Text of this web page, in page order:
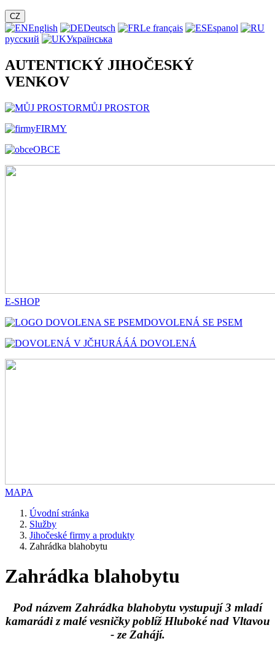
CZ
English Deutsch Le français
Espanol
русский
Українська
AUTENTICKÝ JIHOČESKÝ
VENKOV
MŮJ PROSTOR
FIRMY
OBCE
E-SHOP
DOVOLENÁ SE PSEM
HURÁÁÁ DOVOLENÁ
MAPA
Úvodní stránka
Služby
Jihočeské firmy a produkty
Zahrádka blahobytu
Zahrádka blahobytu
Pod názvem Zahrádka blahobytu vystupují 3 mladí
kamarádi z malé vesničky poblíž Hluboké nad Vltavou
- ze Zahájí.